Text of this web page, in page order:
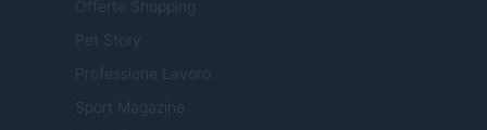
Offerte Shopping
Pet Story
Professione Lavoro
Sport Magazine